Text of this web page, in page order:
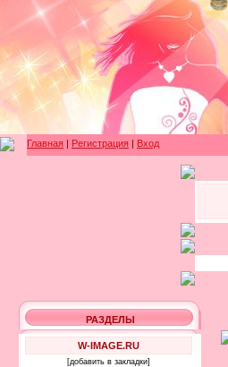
Главная | Регистрация | Вход
РАЗДЕЛЫ
W-IMAGE.RU
[добавить в закладки]